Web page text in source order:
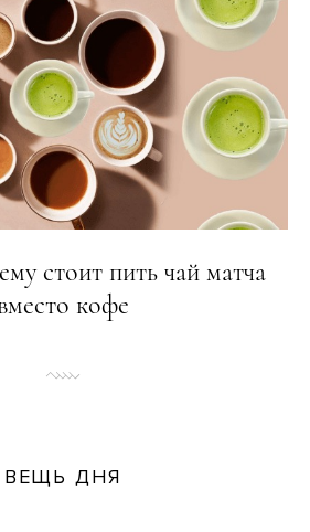
стоит пить чай матча
кофе
ВЕЩЬ ДНЯ